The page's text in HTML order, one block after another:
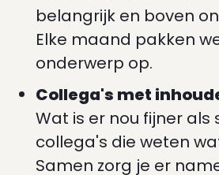
belangrijk en boven
Elke maand pakken
onderwerp op.
Collega's met
Wat is er nou fijner
collega's die weten
Samen zorg je er